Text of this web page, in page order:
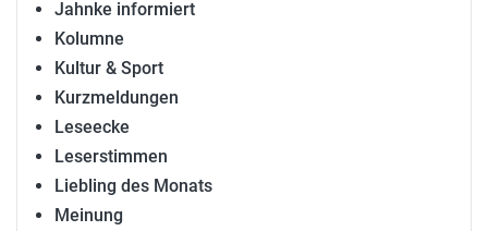
Jahnke informiert
Kolumne
Kultur & Sport
Kurzmeldungen
Leseecke
Leserstimmen
Liebling des Monats
Meinung